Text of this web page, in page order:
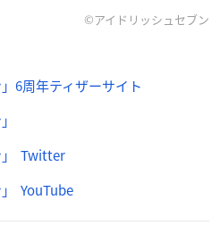
DAY 2 本編 Disc / 特典CD (「We
、朗読劇音声を収録) / 収納ケ
©アイドリッシュセブン
6周年ティザーサイト
」 Twitter
YouTube